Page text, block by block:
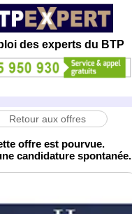
des experts du BTP
Retour aux offres
offre est pourvue.
candidature spontanée.